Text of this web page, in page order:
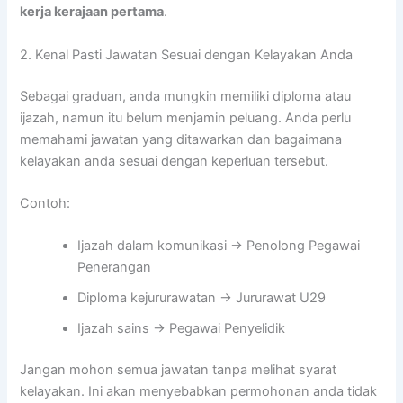
kerja kerajaan pertama.
2. Kenal Pasti Jawatan Sesuai dengan Kelayakan Anda
Sebagai graduan, anda mungkin memiliki diploma atau
ijazah, namun itu belum menjamin peluang. Anda perlu
memahami jawatan yang ditawarkan dan bagaimana
kelayakan anda sesuai dengan keperluan tersebut.
Contoh:
Ijazah dalam komunikasi → Penolong Pegawai
Penerangan
Diploma kejururawatan → Jururawat U29
Ijazah sains → Pegawai Penyelidik
Jangan mohon semua jawatan tanpa melihat syarat
kelayakan. Ini akan menyebabkan permohonan anda tidak